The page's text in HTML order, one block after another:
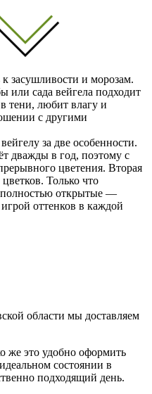
засушливости и морозам.
или сада вейгела подходит
тени, любит влагу и
с другими
за две особенности.
дважды в год, поэтому с
цветения. Вторая
Только что
полностью открытые —
оттенков в каждой
области мы доставляем
же это удобно оформить
состоянии в
подходящий день.